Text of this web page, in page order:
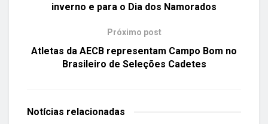
inverno e para o Dia dos Namorados
Próximo post
Atletas da AECB representam Campo Bom no
Brasileiro de Seleções Cadetes
Notícias relacionadas